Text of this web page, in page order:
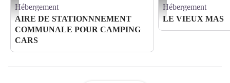
Aire de service communale de St Marsal - Aire de service communale de St Marsal
Hébergement
AIRE DE STATIONNNEMENT
COMMUNALE POUR CAMPING
CARS
Photo_1_1 -
Hébergement
LE VIEUX MAS